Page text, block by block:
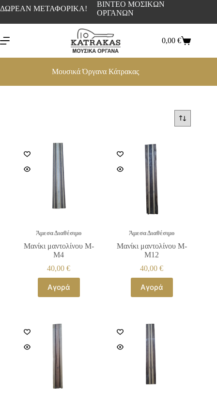
ΔΩΡΕΑΝ ΜΕΤΑΦΟΡΙΚΑ!
ΒΙΝΤΕΟ ΜΟΣΙΚΩΝ
ΟΡΓΑΝΩΝ
0,00€
Μουσικά Όργανα Κάτρακας
Άμεσα Διαθέσιμο
Μανίκι μαντολίνου Μ-
Μ4
40,00€
Αγορά
Άμεσα Διαθέσιμο
Μανίκι μαντολίνου Μ-
Μ12
40,00€
Αγορά